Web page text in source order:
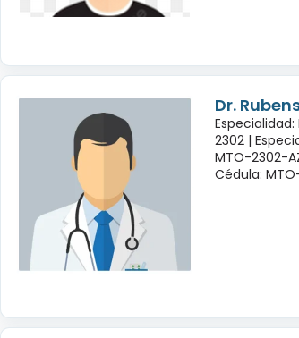
Dr.
2302 |
MTO-2302-
Cédula: